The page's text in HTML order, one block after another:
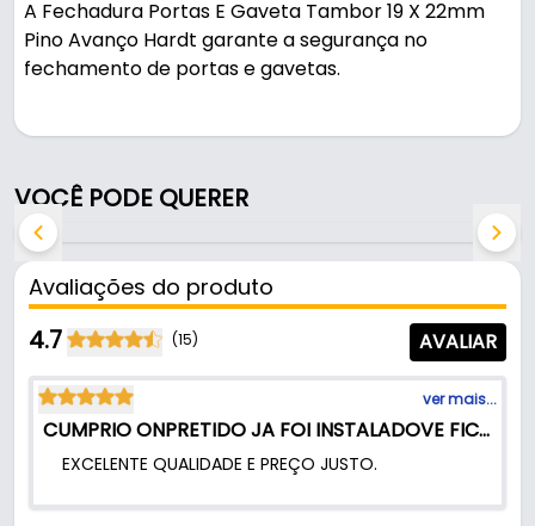
A Fechadura Portas E Gaveta Tambor 19 X 22mm
Pino Avanço Hardt garante a segurança no
fechamento de portas e gavetas.
Características:
- Marca: Hardt
- Modelo: Pino avanço
- Material: Aço
- Acabamento: Niquelado
- Material do copo: Aço
- Fechamento: Aperto do Tambor
- Diâmetro tambor: Ø19mm
- Comprimento tambor: 22mm
- Posição de fechamento: 180º
VOCÊ PODE QUERER
Avaliações do produto
4.7 (15) AVALIAR
ver mais...
CUMPRIO ONPRETIDO JA FOI INSTALADOVE FICOU SHOW
EXCELENTE QUALIDADE E PREÇO JUSTO.